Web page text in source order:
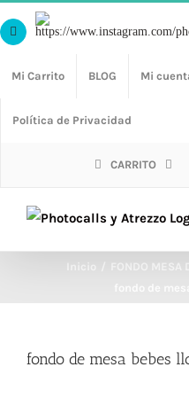
Saltar
alFacebook
Https://
Mi Carrito BLOG Mi
Política de Privacidad
CARRITO
Inicio
FONDO MESA
fondo de
fondo de mesa bebes